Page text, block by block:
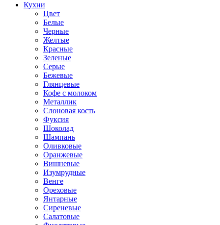
Кухни
Цвет
Белые
Черные
Желтые
Красные
Зеленые
Серые
Бежевые
Глянцевые
Кофе с молоком
Металлик
Слоновая кость
Фуксия
Шоколад
Шампань
Оливковые
Оранжевые
Вишневые
Изумрудные
Венге
Ореховые
Янтарные
Сиреневые
Салатовые